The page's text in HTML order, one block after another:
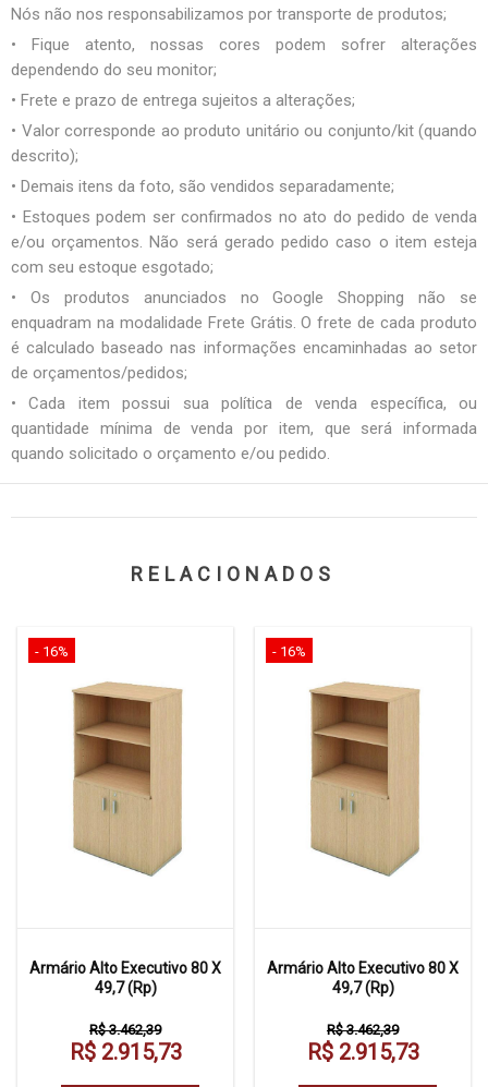
Nós não nos responsabilizamos por transporte de produtos;
• Fique atento, nossas cores podem sofrer alterações
dependendo do seu monitor;
• Frete e prazo de entrega sujeitos a alterações;
• Valor corresponde ao produto unitário ou conjunto/kit (quando
descrito);
• Demais itens da foto, são vendidos separadamente;
• Estoques podem ser confirmados no ato do pedido de venda
e/ou orçamentos. Não será gerado pedido caso o item esteja
com seu estoque esgotado;
• Os produtos anunciados no Google Shopping não se
enquadram na modalidade Frete Grátis. O frete de cada produto
é calculado baseado nas informações encaminhadas ao setor
de orçamentos/pedidos;
• Cada item possui sua política de venda específica, ou
quantidade mínima de venda por item, que será informada
quando solicitado o orçamento e/ou pedido.
RELACIONADOS
- 16%
Armário Alto Executivo 80 X
49,7 (Rp)
R$ 3.462,39
R$ 2.915,73
- 16%
Armário Alto Executivo 80 X
49,7 (Rp)
R$ 3.462,39
R$ 2.915,73